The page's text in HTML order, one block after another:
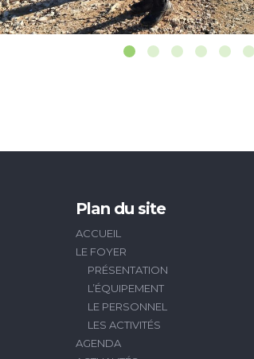
Plan du site
ACCUEIL
LE FOYER
PRÉSENTATION
L’ÉQUIPEMENT
LE PERSONNEL
LES ACTIVITÉS
AGENDA